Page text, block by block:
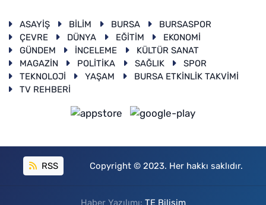
ASAYİŞ BİLİM BURSA
BURSASPOR
ÇEVRE
DÜNYA EĞİTİM
EKONOMİ
GÜNDEM
İNCELEME
KÜLTÜR SANAT
MAGAZİN
POLİTİKA SAĞLIK
SPOR
TEKNOLOJİ
YAŞAM
BURSA ETKİNLİK TAKVİMİ
TV REHBERİ
RSS Copyright © 2023. Her hakkı saklıdır.
Haber Yazılımı: TE Bilişim